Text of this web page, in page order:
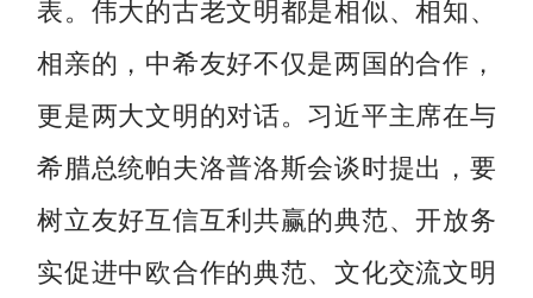
表。伟大的古老文明都是相似、相知、
相亲的，中希友好不仅是两国的合作，
更是两大文明的对话。习近平主席在与
希腊总统帕夫洛普洛斯会谈时提出，要
树立友好互信互利共赢的典范、开放务
实促进中欧合作的典范、文化交流文明